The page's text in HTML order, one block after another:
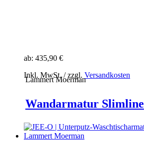
ab: 435,90 €
Inkl. MwSt. / zzgl. Versandkosten
Lammert Moerman
Wandarmatur Slimline